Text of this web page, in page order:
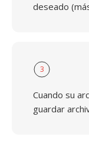
deseado
3
Cuando su
guardar